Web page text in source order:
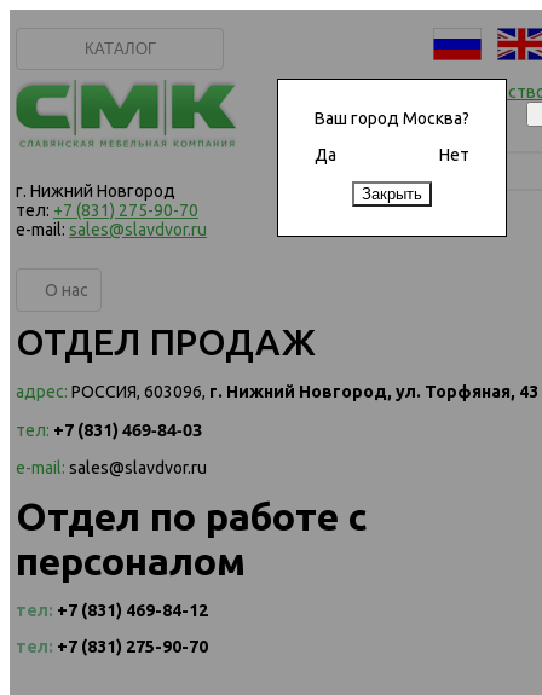
Ваш город Москва?
Да
Нет
КАТАЛОГ
г. Нижний Новгород
тел: +7 (831) 275-90-70
e-mail: sales@slavdvor.ru
Начать
О нас
ОТДЕЛ ПРОДАЖ
адрес: РОССИЯ, 603096, г. Нижний Новгород, ул. Торфяная, 43
тел: +7 (831) 469-84-03
e-mail: sales@slavdvor.ru
Отдел по работе с
персоналом
тел: +7 (831) 469-84-12
тел: +7 (831) 275-90-70